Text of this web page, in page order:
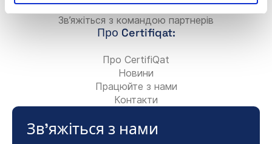
Додайте свою консалтингову фірму
Зв’яжіться з командою партнерів
Про Certifiqat:
Про CertifiQat
Новини
Працюйте з нами
Контакти
Зв'яжіться з нами